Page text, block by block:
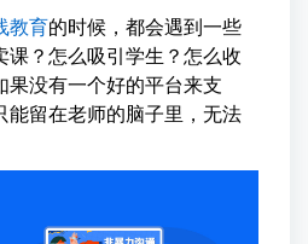
教育的时候，都会遇到一些
课？怎么吸引学生？怎么收
果没有一个好的平台来支
能留在老师的脑子里，无法